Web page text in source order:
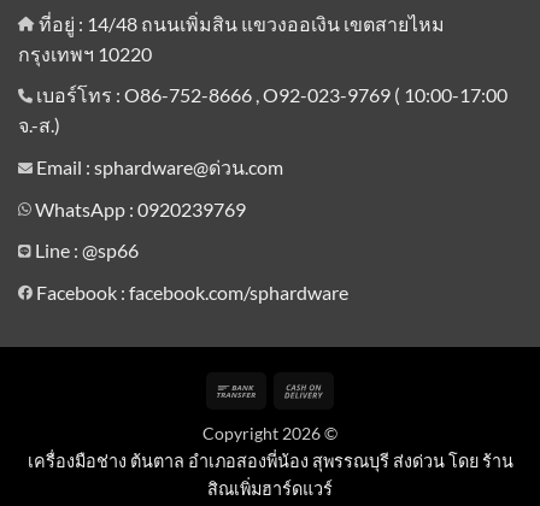
ที่อยู่ : 14/48 ถนนเพิ่มสิน แขวงออเงิน เขตสายไหม
กรุงเทพฯ 10220
เบอร์โทร : O86-752-8666 , O92-023-9769 ( 10:00-17:00
จ.-ส.)
Email : sphardware@ด่วน.com
WhatsApp : 0920239769
Line : @sp66
Facebook : facebook.com/sphardware
Bank
Delivery
Copyright 2026 ©
เครื่องมือช่าง ต้นตาล อำเภอสองพี่น้อง สุพรรณบุรี ส่งด่วน โดย ร้าน
สิณเพิ่มฮาร์ดแวร์